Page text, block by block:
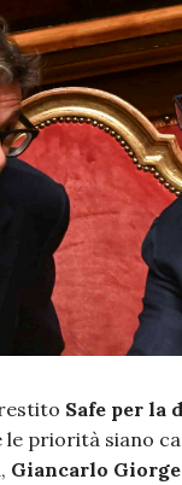
Safe per la
priorità siano
Giancarlo